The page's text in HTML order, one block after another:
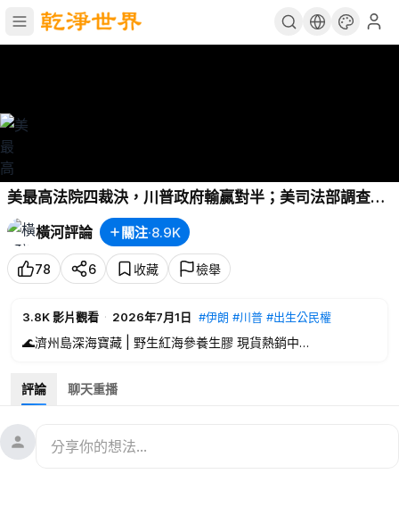
美最高法院四裁決，川普政府輸贏對半；美司法部調查支
持美國社會主義運動的上海富豪辛格姆；求是發表習近平
學習焦裕祿舊文 | 橫河評論 2026.07.01
橫河評論 關注·8.9K
78 6 收藏 檢舉
3.8K影片觀看 · 2026年7月1日 #伊朗 #川普 #出生公民權
🌊濟州島深海寶藏 | 野生紅海參養生膠 現貨熱銷中
gredseacucumber?ref=HH，🎁輸入優惠碼：【HENGHE】,結
帳時專享15%優惠！全網購滿70美元美國本土包郵，滿260加幣
🛒🌊新增大陸特供：韓國濟州島深海寶藏 | 野生紅海參養生膠—
2盒裝，點擊立即購買: 👉
評論 聊天重播